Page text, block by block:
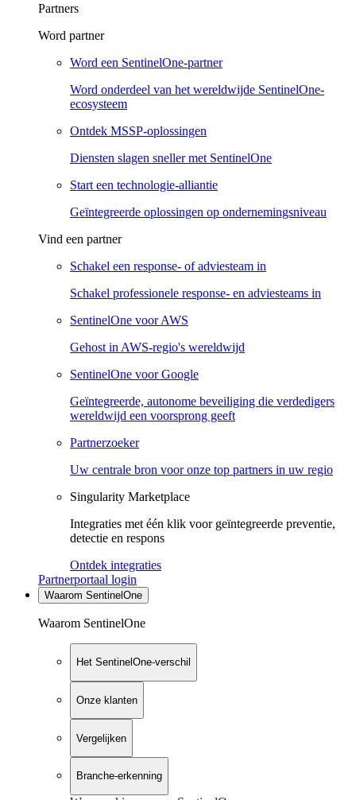
Partners
Word partner
Word een SentinelOne-partner
Word onderdeel van het wereldwijde SentinelOne-
ecosysteem
Ontdek MSSP-oplossingen
Diensten slagen sneller met SentinelOne
Start een technologie-alliantie
Geïntegreerde oplossingen op ondernemingsniveau
Vind een partner
Schakel een response- of adviesteam in
Schakel professionele response- en adviesteams in
SentinelOne voor AWS
Gehost in AWS-regio's wereldwijd
SentinelOne voor Google
Geïntegreerde, autonome beveiliging die verdedigers
wereldwijd een voorsprong geeft
Partnerzoeker
Uw centrale bron voor onze top partners in uw regio
Singularity Marketplace
Integraties met één klik voor geïntegreerde preventie,
detectie en respons
Ontdek integraties
Partnerportaal login
Waarom SentinelOne
Waarom SentinelOne
Het SentinelOne-verschil
Onze klanten
Vergelijken
Branche-erkenning